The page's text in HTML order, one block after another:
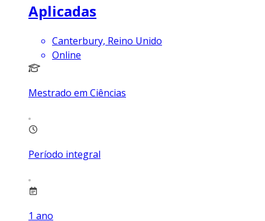
Aplicadas
Canterbury, Reino Unido
Online
Mestrado em Ciências
Período integral
1 ano